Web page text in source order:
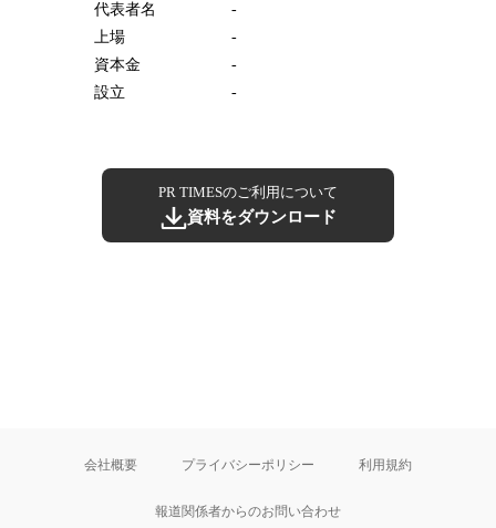
代表者名
-
上場
-
資本金
-
設立
-
PR TIMESのご利用について
資料をダウンロード
会社概要 プライバシーポリシー 利用規約
報道関係者からのお問い合わせ